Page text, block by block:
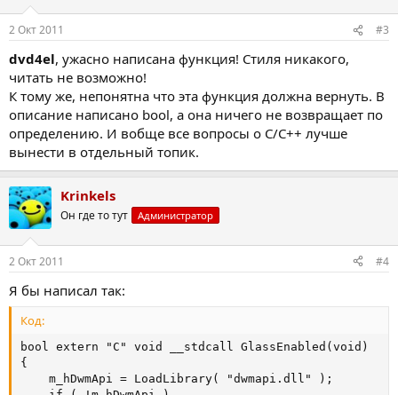
2 Окт 2011 #3
dvd4el, ужасно написана функция! Стиля никакого,
читать не возможно!
К тому же, непонятна что эта функция должна вернуть. В
описание написано bool, а она ничего не возвращает по
определению. И вобще все вопросы о С/С++ лучше
вынести в отдельный топик.
Krinkels
Он где то тут Администратор
2 Окт 2011 #4
Я бы написал так:
Код:
bool extern "C" void __stdcall GlassEnabled(void)
{